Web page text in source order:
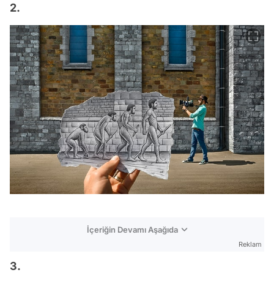
2.
İçeriğin Devamı Aşağıda
Reklam
3.